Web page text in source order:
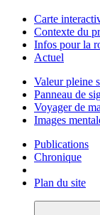
Carte
Contexte du
Infos pour la
Actuel
Valeur pleine
Panneau de
Voyager de
Images
Publications
Chronique
Plan du site